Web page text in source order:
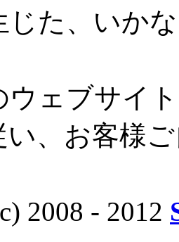
じた、いか
ウェブサイ
い、お客様
2008 - 2012